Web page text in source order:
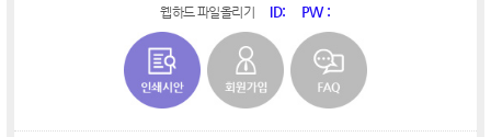
웹하드 파일올리기 ID: PW :